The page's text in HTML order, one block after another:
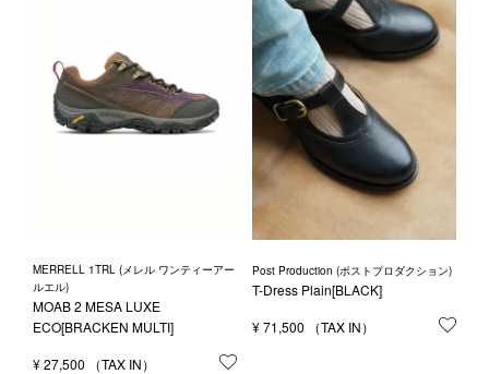
MERRELL 1TRL (メレル ワンティーアー
ルエル)
MOAB 2 MESA LUXE
ECO[BRACKEN MULTI]
¥27,500
Post Production (ポストプロダクション)
T-Dress Plain[BLACK]
¥71,500